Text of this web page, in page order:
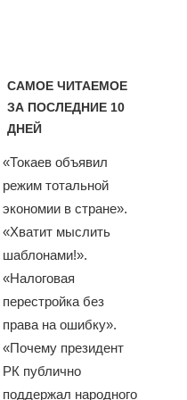
САМОЕ ЧИТАЕМОЕ
ЗА ПОСЛЕДНИЕ 10
ДНЕЙ
«Токаев объявил
режим тотальной
экономии в стране».
«Хватит мыслить
шаблонами!».
«Налоговая
перестройка без
права на ошибку».
«Почему президент
РК публично
поддержал народного